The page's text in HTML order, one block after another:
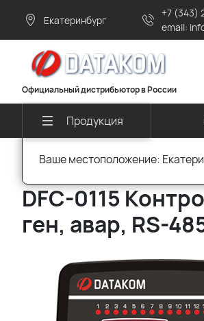
Екатеринбург
+7 (343)
email:
Официальный дистрибьютор в России
Продукция
Главная Качество энергии
DFC-0115
ген, авар, RS-
Ваше местоположение: